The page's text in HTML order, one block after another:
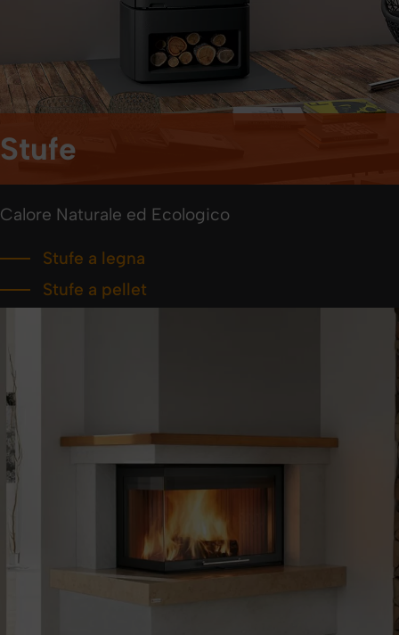
Stufe
Calore Naturale ed Ecologico
Stufe a legna
Stufe a pellet